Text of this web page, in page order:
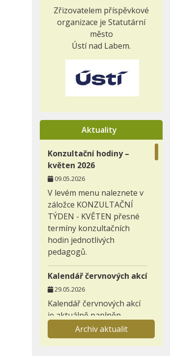
Zřizovatelem příspěvkové
organizace je Statutární
město
Ústí nad Labem.
Aktuality
Konzultační hodiny –
květen 2026
09.05.2026
V levém menu naleznete v
záložce KONZULTAČNÍ
TÝDEN - KVĚTEN přesné
termíny konzultačních
hodin jednotlivých
pedagogů.
Kalendář červnových akcí
29.05.2026
Kalendář červnových akcí
je aktuálně naplněn.
Záložka nabídka
Archiv aktualit